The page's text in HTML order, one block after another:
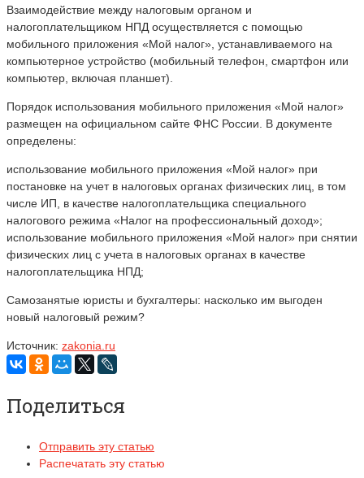
Взаимодействие между налоговым органом и
налогоплательщиком НПД осуществляется с помощью
мобильного приложения «Мой налог», устанавливаемого на
компьютерное устройство (мобильный телефон, смартфон или
компьютер, включая планшет).
Порядок использования мобильного приложения «Мой налог»
размещен на официальном сайте ФНС России. В документе
определены:
использование мобильного приложения «Мой налог» при
постановке на учет в налоговых органах физических лиц, в том
числе ИП, в качестве налогоплательщика специального
налогового режима «Налог на профессиональный доход»;
использование мобильного приложения «Мой налог» при снятии
физических лиц с учета в налоговых органах в качестве
налогоплательщика НПД;
Самозанятые юристы и бухгалтеры: насколько им выгоден
новый налоговый режим?
Источник: zakonia.ru
Поделиться
Отправить эту статью
Распечатать эту статью